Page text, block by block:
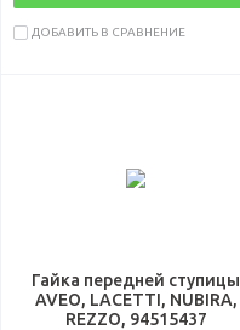
ДОБАВИТЬ В СРАВНЕНИЕ
Гайка передней ступицы
AVEO, LACETTI, NUBIRA,
REZZO, 94515437